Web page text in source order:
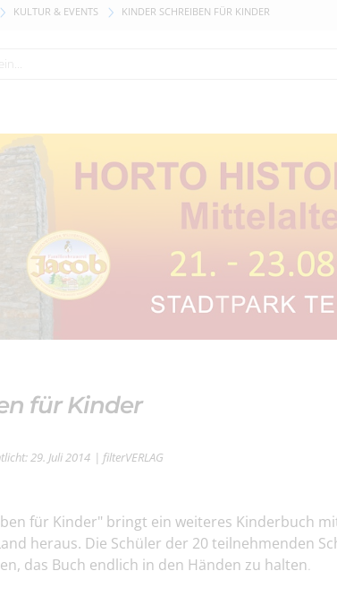
KULTUR & EVENTS KINDER SCHREIBEN FÜR KINDER
für Kinder
29. Juli 2014 | filterVERLAG
für Kinder" bringt ein weiteres Kinderbuch
heraus. Die Schüler der 20 teilnehmenden
das Buch endlich in den Händen zu halten.